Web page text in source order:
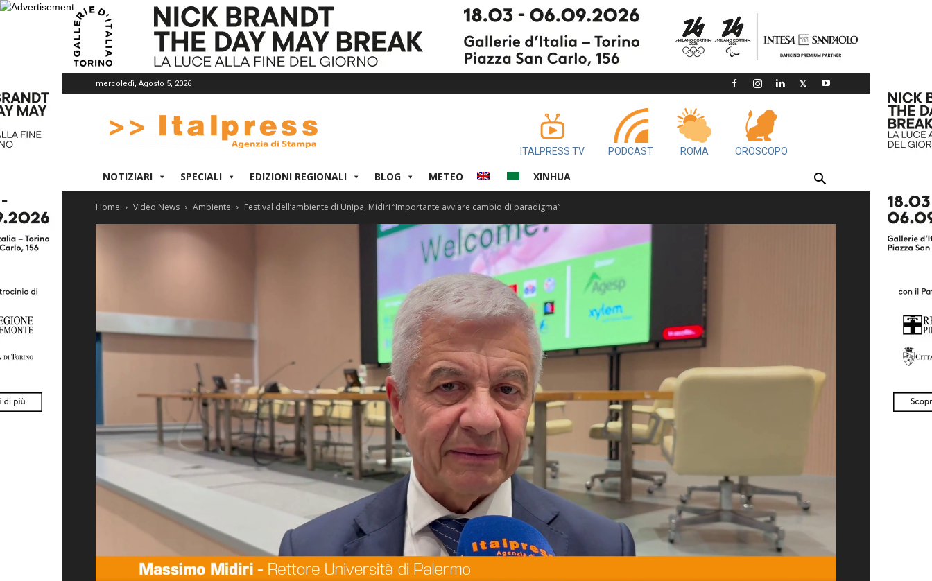
mercoledì, Agosto 5, 2026
ITALPRESS TV PODCAST ROMA OROSCOPO
NOTIZIARI SPECIALI EDIZIONI REGIONALI BLOG METEO XINHUA
Home Video News Ambiente Festival dell’ambiente di Unipa, Midiri “Importante avviare cambio di paradigma”